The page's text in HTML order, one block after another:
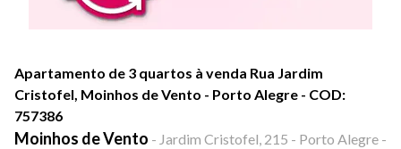
Apartamento de 3 quartos à venda Rua Jardim
Cristofel, Moinhos de Vento - Porto Alegre - COD:
757386
Moinhos de Vento - Jardim Cristofel, 215 - Porto Alegre -